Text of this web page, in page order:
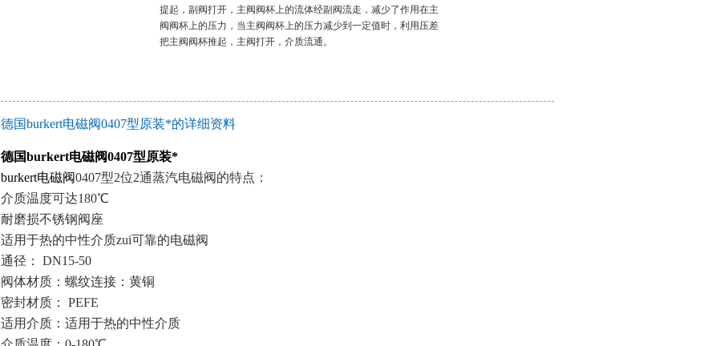
提起，副阀打开，主阀阀杯上的流体经副阀流走，减少了作用在主
阀阀杯上的压力，当主阀阀杯上的压力减少到一定值时，利用压差
把主阀阀杯推起，主阀打开，介质流通。
德国burkert电磁阀0407型原装*的详细资料
德国burkert电磁阀0407型原装*
burkert电磁阀0407型2位2通蒸汽电磁阀的特点：
介质温度可达180℃
耐磨损不锈钢阀座
适用于热的中性介质zui可靠的电磁阀
通径： DN15-50
阀体材质：螺纹连接：黄铜
密封材质： PEFE
适用介质：适用于热的中性介质